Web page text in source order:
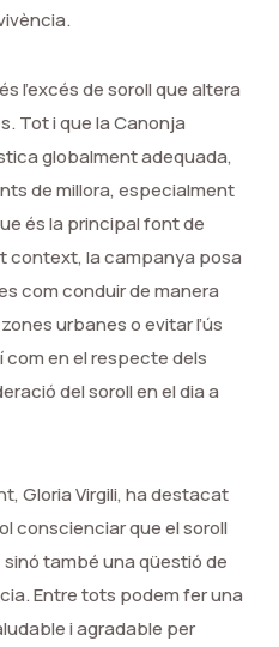
l’excés de soroll que altera
Tot i que la Canonja
globalment adequada,
de millora, especialment
és la principal font de
context, la campanya posa
com conduir de manera
urbanes o evitar l’ús
com en el respecte dels
del soroll en el dia a
Gloria Virgili, ha destacat
conscienciar que el soroll
també una qüestió de
Entre tots podem fer una
i agradable per